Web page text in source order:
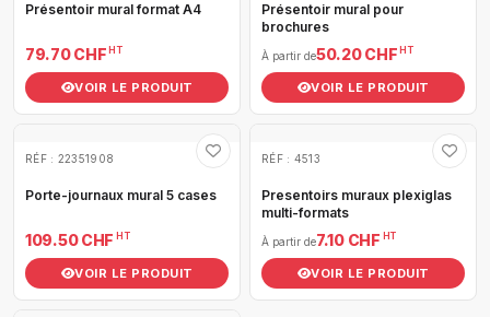
Présentoir mural format A4
79.70 CHF HT
VOIR LE PRODUIT
Présentoir mural pour
brochures
À partir de50.20 CHF HT
VOIR LE PRODUIT
RÉF : 22351908
Porte-journaux mural 5 cases
109.50 CHF HT
VOIR LE PRODUIT
RÉF : 4513
Presentoirs muraux plexiglas
multi-formats
À partir de7.10 CHF HT
VOIR LE PRODUIT